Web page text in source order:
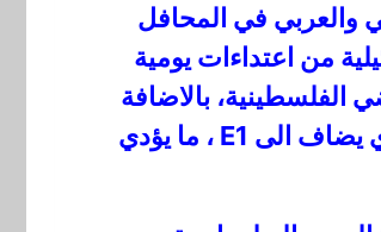
والعربي في المحافل
من اعتداءات يومية
حيث استولت على ما يزيد من 2443 دونما من الاراضي الفلسطينية، بالاضافة
الى 1200 دونم قرب نابلس وترحيل قصري، اضافة الى شروعها في بناء ما يسمى بالتجمع الاستيطاني E2 الذي يضاف الى E1 ، ما يؤدي